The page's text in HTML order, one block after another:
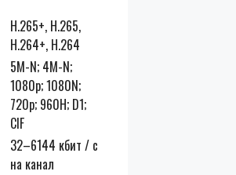
H.265+, H.265,
H.264+, H.264
5M-N; 4M-N;
1080p; 1080N;
720p; 960H; D1;
CIF
32–6144 кбит / с
на канал